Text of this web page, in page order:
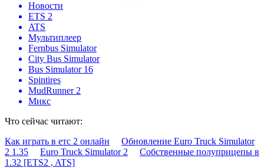
Новости
ETS 2
ATS
Мультиплеер
Fernbus Simulator
City Bus Simulator
Bus Simulator 16
Spintires
MudRunner 2
Микс
Что сейчас читают:
Как играть в етс 2 онлайн
Обновление Euro Truck Simulator
2 1.35
Euro Truck Simulator 2
Собственные полуприцепы в
1.32 [ETS2 , ATS]